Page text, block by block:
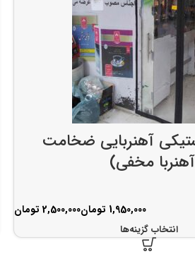
آهنربایی ضخامت
تومان تومان
انتخاب گزینه‌ها